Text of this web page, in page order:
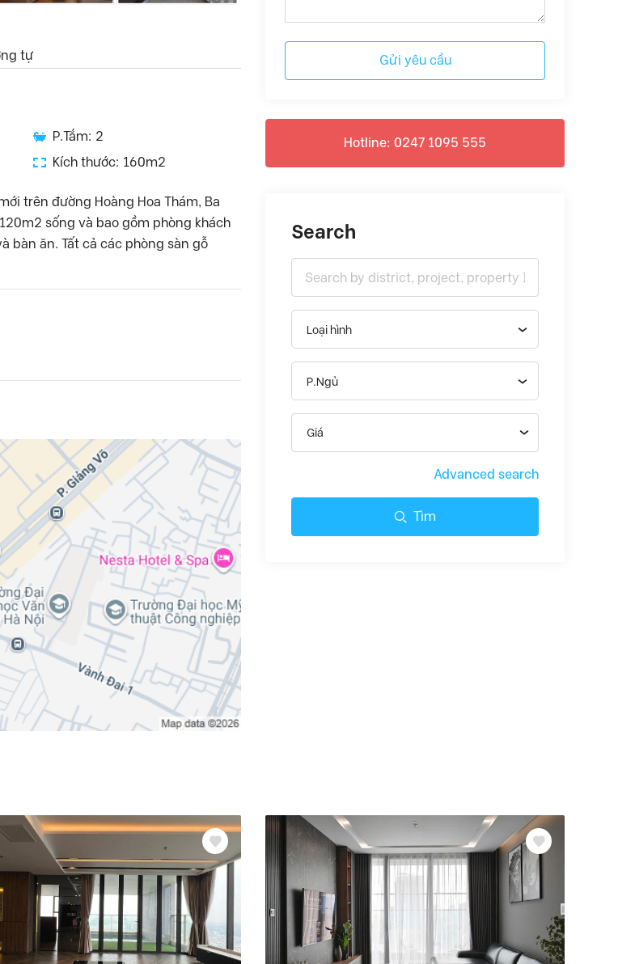
tự
P.Tắm: 2
Kích thước: 160m2
trên đường Hoàng Hoa Thám, Ba
sống và bao gồm phòng khách
bàn ăn. Tất cả các phòng sàn gỗ
Gửi yêu cầu
Hotline: 0247 1095 555
Search
Loại hình
P.Ngủ
Giá
Advanced search
Tìm